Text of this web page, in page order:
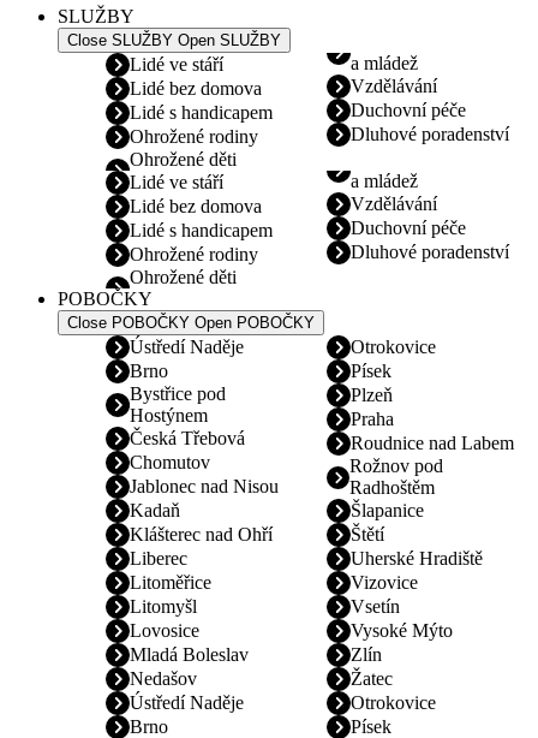
SLUŽBY
Close SLUŽBY Open SLUŽBY
Lidé ve stáří
Lidé bez domova
Lidé s handicapem
Ohrožené rodiny
Ohrožené děti
a mládež
Vzdělávání
Duchovní péče
Dluhové poradenství
Lidé ve stáří
Lidé bez domova
Lidé s handicapem
Ohrožené rodiny
Ohrožené děti
a mládež
Vzdělávání
Duchovní péče
Dluhové poradenství
POBOČKY
Close POBOČKY Open POBOČKY
Ústředí Naděje
Brno
Bystřice pod
Hostýnem
Česká Třebová
Chomutov
Jablonec nad Nisou
Kadaň
Klášterec nad Ohří
Liberec
Litoměřice
Litomyšl
Lovosice
Mladá Boleslav
Nedašov
Otrokovice
Písek
Plzeň
Praha
Roudnice nad Labem
Rožnov pod
Radhoštěm
Šlapanice
Štětí
Uherské Hradiště
Vizovice
Vsetín
Vysoké Mýto
Zlín
Žatec
Ústředí Naděje
Brno
Otrokovice
Písek